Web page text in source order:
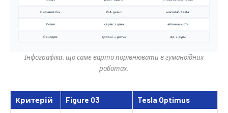
Інфографіка: що саме варто порівнювати в гуманоїдних
роботах.
Критерій Figure 03
Tesla Optimus